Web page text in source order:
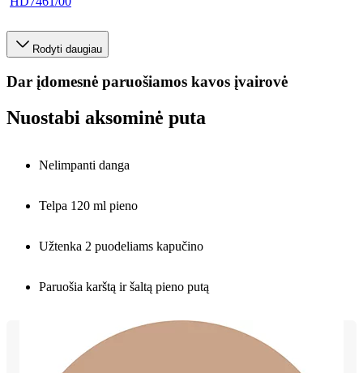
Rodyti daugiau
Dar įdomesnė paruošiamos kavos įvairovė
Nuostabi aksominė puta
Nelimpanti danga
Telpa 120 ml pieno
Užtenka 2 puodeliams kapučino
Paruošia karštą ir šaltą pieno putą